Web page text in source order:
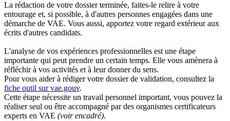
La rédaction de votre dossier terminée, faites-le relire à votre
entourage et, si possible, à d'autres personnes engagées dans une
démarche de VAE. Vous aussi, apportez votre regard extérieur aux
écrits d'autres candidats.
L'analyse de vos expériences professionnelles est une étape
importante qui peut prendre un certain temps. Elle vous amènera à
réfléchir à vos activités et à leur donner du sens.
Pour vous aider à rédiger votre dossier de validation, consultez la
fiche outil sur vae.gouv.
Cette étape nécessite un travail personnel important, vous pouvez la
réaliser seul ou être accompagné par des organismes certificateurs
experts en VAE (voir encadré).